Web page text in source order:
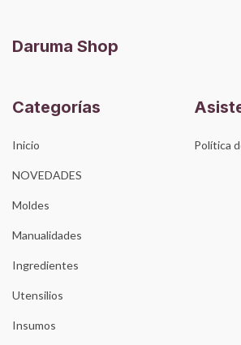
Daruma Shop
Categorías
Inicio
NOVEDADES
Moldes
Manualidades
Ingredientes
Utensilios
Insumos
Política